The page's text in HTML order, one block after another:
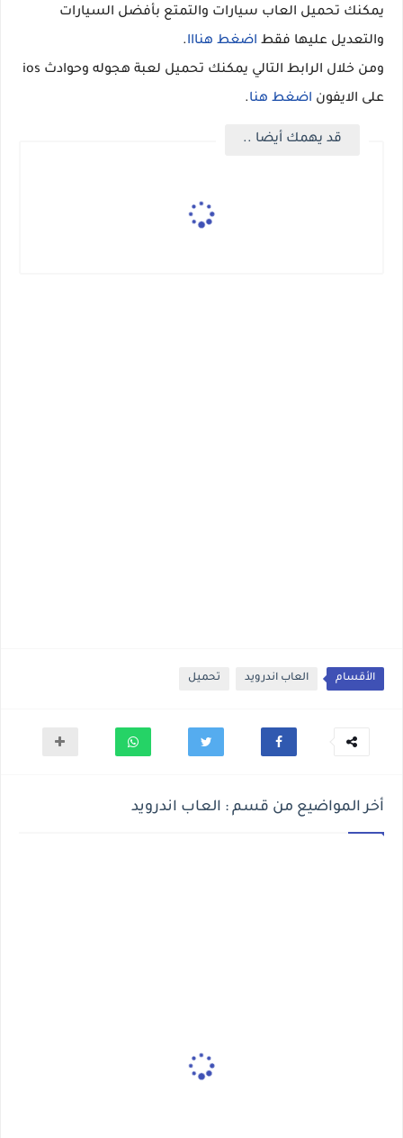
يمكنك تحميل العاب سيارات والتمتع بأفضل السيارات
والتعديل عليها فقط اضغط هنااا.
ومن خلال الرابط التالي يمكنك تحميل لعبة هجوله وحوادث ios
على الايفون اضغط هنا.
قد يهمك أيضا ..
الأقسام العاب اندرويد تحميل
أخر المواضيع من قسم : العاب اندرويد